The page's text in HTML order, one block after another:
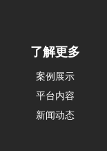
了解更多
案例展示
平台内容
新闻动态